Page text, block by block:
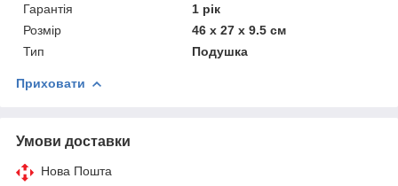
Гарантія
1 рік
Розмір
46 x 27 x 9.5 cм
Тип
Подушка
Приховати
Умови доставки
Нова Пошта